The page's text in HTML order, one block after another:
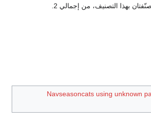
بهذا التصنيف، من إجمالي 2.
Navseasoncats using unknown